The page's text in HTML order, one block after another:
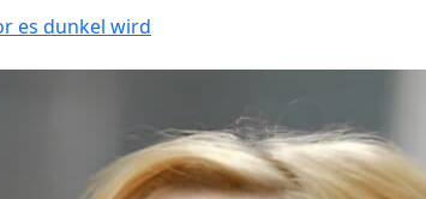
es dunkel wird